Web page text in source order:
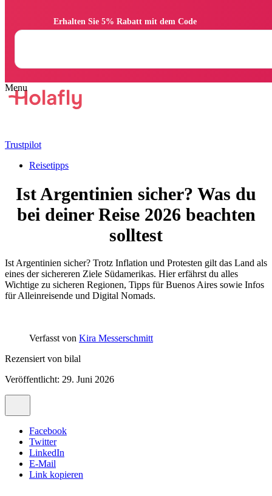
Trustpilot
Reisetipps
Ist Argentinien sicher? Was du
bei deiner Reise 2026 beachten
solltest
Ist Argentinien sicher? Trotz Inflation und Protesten gilt das Land als
eines der sichereren Ziele Südamerikas. Hier erfährst du alles
Wichtige zu sicheren Regionen, Tipps für Buenos Aires sowie Infos
für Alleinreisende und Digital Nomads.
Verfasst von Kira Messerschmitt
Rezensiert von bilal
Veröffentlicht: 29. Juni 2026
Facebook
Twitter
LinkedIn
E-Mail
Link kopieren